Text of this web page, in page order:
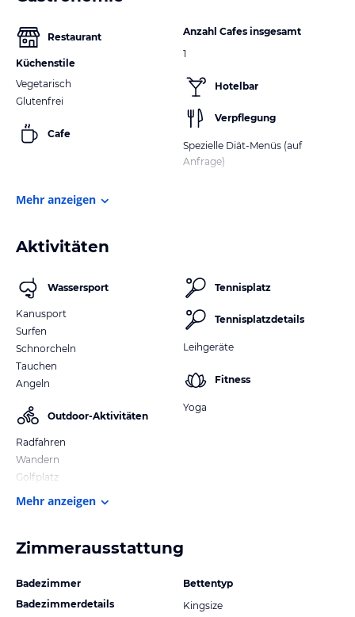
Restaurant
Küchenstile
Vegetarisch
Glutenfrei
Cafe
Anzahl Cafes insgesamt
1
Hotelbar
Verpflegung
Spezielle Diät-Menüs (auf
Anfrage)
Mehr anzeigen
Aktivitäten
Wassersport
Kanusport
Surfen
Schnorcheln
Tauchen
Angeln
Outdoor-Aktivitäten
Radfahren
Wandern
Golfplatz
Tennisplatz
Tennisplatzdetails
Leihgeräte
Fitness
Yoga
Mehr anzeigen
Zimmerausstattung
Badezimmer
Badezimmerdetails
Bettentyp
Kingsize